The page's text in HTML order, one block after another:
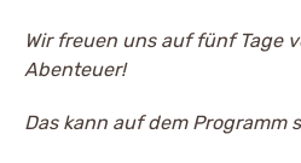
Wir freuen uns auf fünf Tage
Abenteuer!
Das kann auf dem Programm